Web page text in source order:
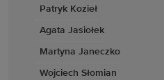
Patryk Kozieł
Agata Jasiołek
Martyna Janeczko
Wojciech Słomian